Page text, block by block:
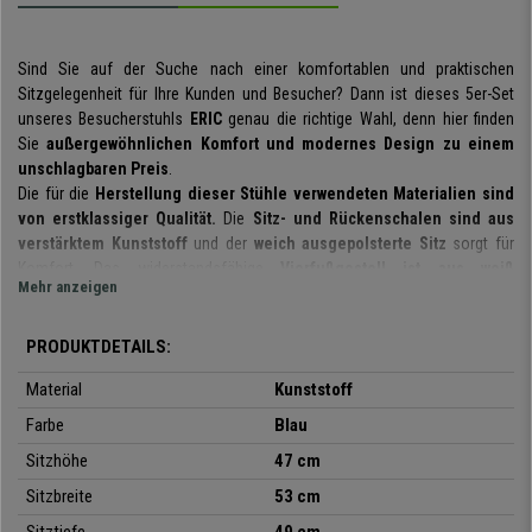
Sind Sie auf der Suche nach einer komfortablen und praktischen
Sitzgelegenheit für Ihre Kunden und Besucher? Dann ist dieses 5er-Set
unseres Besucherstuhls
ERICgenau die richtige Wahl, denn hier finden
Sieaußergewöhnlichen Komfort und modernes Design zu einem
unschlagbaren Preis.
Die für die Herstellung dieser Stühle verwendeten Materialien sind
von erstklassiger Qualität. Die Sitz- und Rückenschalen sind aus
verstärktem Kunststoffund der weich ausgepolsterte Sitz sorgt für
beschichtem Stahlrohr.
Stühle können in Meetings, mit Kunden, in Wartezimmern,
werden und nach Gebrauch
leicht gestapelt und platzsparend verstaut
werden.
Sie werden montiert verschickt
verschiedenen Farben erhältlich.
Mehr anzeigen
PRODUKTDETAILS:
Material
Kunststoff
Farbe
Blau
Sitzhöhe
47 cm
Sitzbreite
53 cm